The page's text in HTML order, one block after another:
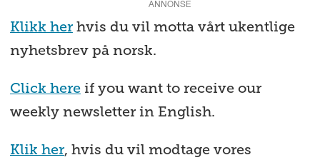
ANNONSE
Klikk herhvis du vil motta vårt ukentlige
nyhetsbrev på norsk.
Click hereif you want to receive our
weekly newsletter in English.
Klik her, hvis du vil modtage vores